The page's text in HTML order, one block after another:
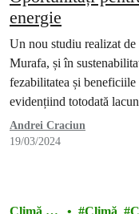
energie
Un nou studiu realizat
Murafa, și în
fezabilitatea și
evidențiind totodată
implementarea lor pe
Andrei Craciun
19/03/2024
Climă și
Climă